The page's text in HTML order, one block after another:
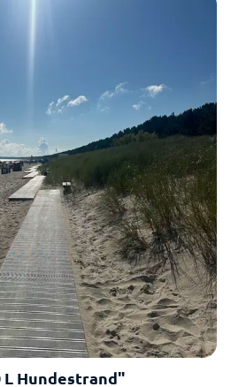
Hundestrand"